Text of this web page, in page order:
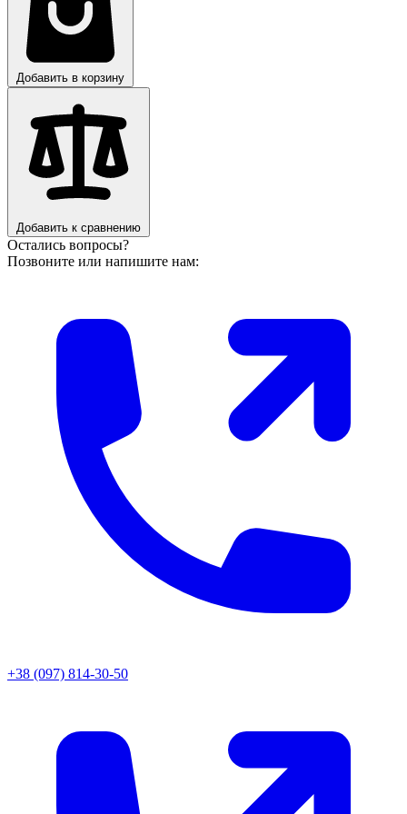
Добавить в корзину
Добавить к сравнению
Остались вопросы?
Позвоните или напишите нам:
+38 (097) 814-30-50